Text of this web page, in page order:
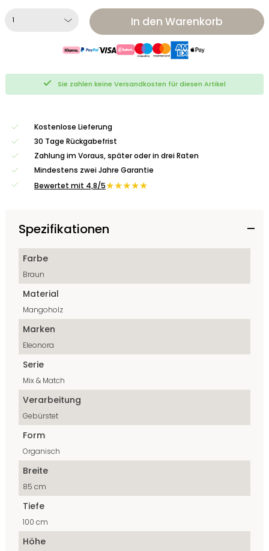
In den Warenkorb
Sie zahlen keine Versandkosten für diesen Artikel
Kostenlose Lieferung
30 Tage Rückgabefrist
Zahlung im Voraus, später oder in drei Raten
Mindestens zwei Jahre Garantie
Bewertet mit 4,8/5★★★★★
Spezifikationen
Farbe
Braun
Material
Mangoholz
Marken
Eleonora
Serie
Mix & Match
Verarbeitung
Gebürstet
Form
Organisch
Breite
85 cm
Tiefe
100 cm
Höhe